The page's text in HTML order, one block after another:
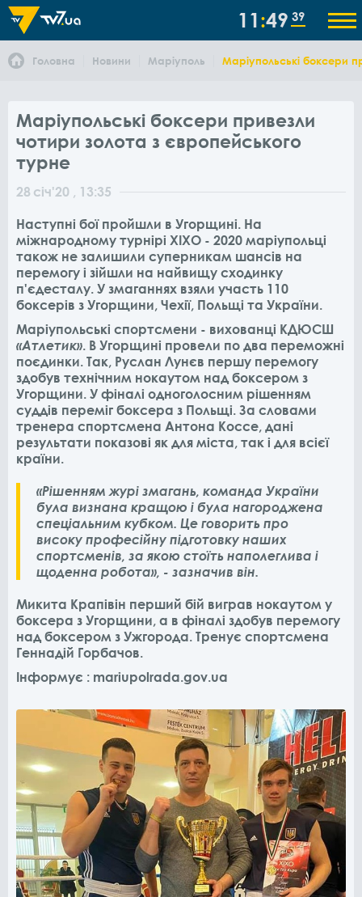
11 49 39
Головна Новини Маріуполь Маріупольські боксери
Маріупольські боксери привезли
чотири золота з європейського
турне
28 січ'20 , 13:35
Наступні бої пройшли в Угорщині. На
міжнародному турнірі XIXO - 2020 маріупольці
також не залишили суперникам шансів на
перемогу і зійшли на найвищу сходинку
п'єдесталу. У змаганнях взяли участь 110
боксерів з Угорщини, Чехії, Польщі та України.
Маріупольські спортсмени - вихованці КДЮСШ
«Атлетик». В Угорщині провели по два переможні
поєдинки. Так, Руслан Лунєв першу перемогу
здобув технічним нокаутом над боксером з
Угорщини. У фіналі одноголосним рішенням
суддів переміг боксера з Польщі. За словами
тренера спортсмена Антона Коссе, дані
результати показові як для міста, так і для всієї
країни.
«Рішенням журі змагань, команда України
була визнана кращою і була нагороджена
спеціальним кубком. Це говорить про
високу професійну підготовку наших
спортсменів, за якою стоїть наполеглива і
щоденна робота», - зазначив він.
Микита Крапівін перший бій виграв нокаутом у
боксера з Угорщини, а в фіналі здобув перемогу
над боксером з Ужгорода. Тренує спортсмена
Геннадій Горбачов.
Інформує : mariupolrada.gov.ua